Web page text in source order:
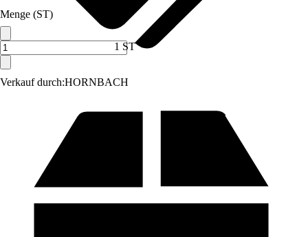
Verkauf durch:HORNBACH
Menge (ST)
1 ST